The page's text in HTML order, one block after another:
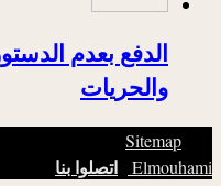
الدفع بعدم
والحريات
Sitemap
Elmouhami اتصلوا بنا